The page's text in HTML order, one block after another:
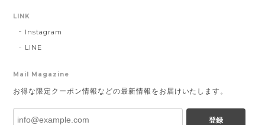
LINK
Instagram
LINE
Mail Magazine
お得な限定クーポン情報などの最新情報をお届けいたします。
登録